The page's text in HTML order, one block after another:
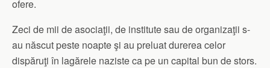
ofere.
Zeci de mii de asociaţii, de institute sau de organizaţii s-
au născut peste noapte şi au preluat durerea celor
dispăruţi în lagărele naziste ca pe un capital bun de stors.